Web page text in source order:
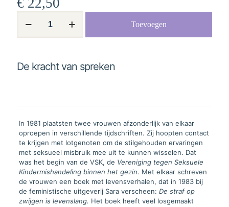
kracht
Toevoegen
De kracht van spreken
In 1981 plaatsten twee vrouwen afzonderlijk van elkaar
oproepen in verschillende tijdschriften. Zij hoopten contact
te krijgen met lotgenoten om de stilgehouden ervaringen
met seksueel misbruik mee uit te kunnen wisselen. Dat
was het begin van de VSK, de Vereniging tegen Seksuele
Kindermishandeling binnen het gezin. Met elkaar schreven
de vrouwen een boek met levensverhalen, dat in 1983 bij
de feministische uitgeverij Sara verscheen: De straf op
zwijgen is levenslang. Het boek heeft veel losgemaakt